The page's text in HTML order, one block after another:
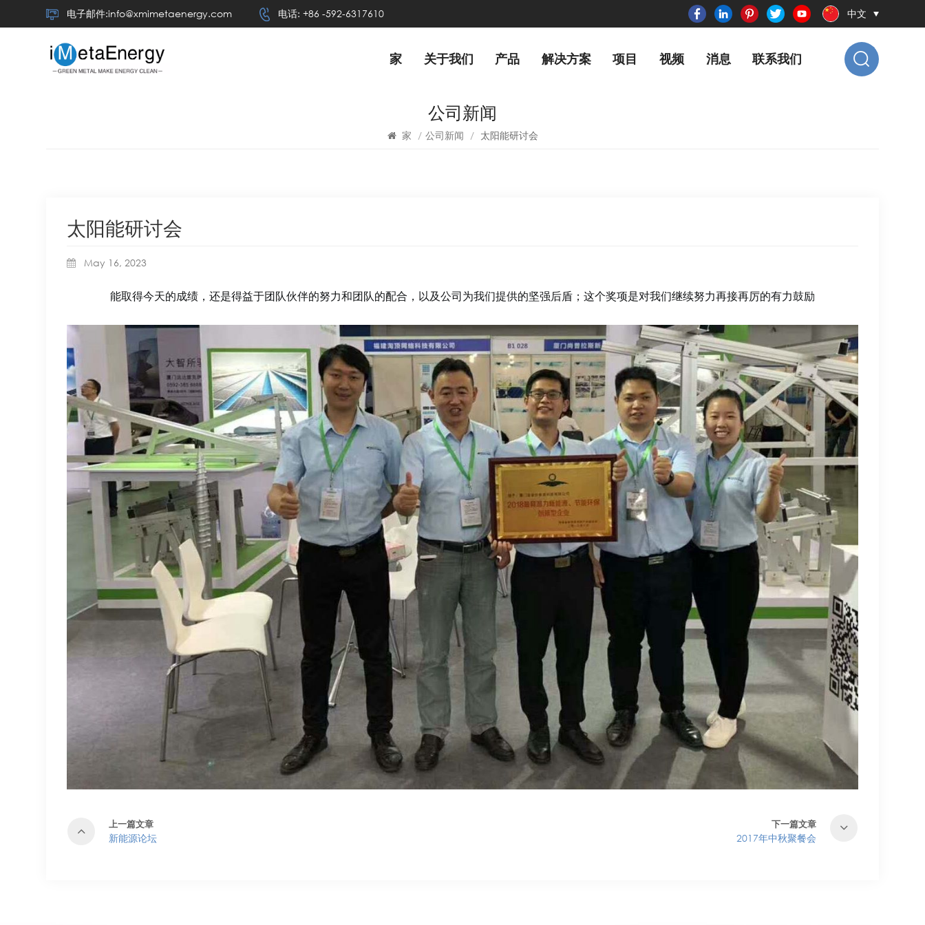
电子邮件:info@xmimetaenergy.com 电话: +86 -592-6317610 中文
家 关于我们 产品 解决方案 项目 视频 消息 联系我们
公司新闻
家 / 公司新闻 / 太阳能研讨会
太阳能研讨会
May 16, 2023
能取得今天的成绩，还是得益于团队伙伴的努力和团队的配合，以及公司为我们提供的坚强后盾；这个奖项是对我们继续努力再接再厉的有力鼓励
上一篇文章
新能源论坛
下一篇文章
2017年中秋聚餐会